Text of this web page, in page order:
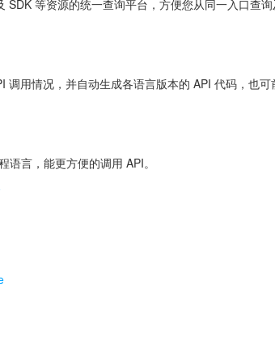
SDK 等资源的统一查询平台，方便您从同一入口查
调用情况，并自动生成各语言版本的 API 代码，也可
言，能更方便的调用 API。